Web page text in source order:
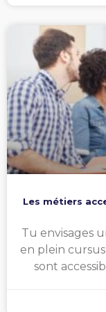
Les métiers
Tu envisages
en plein
sont